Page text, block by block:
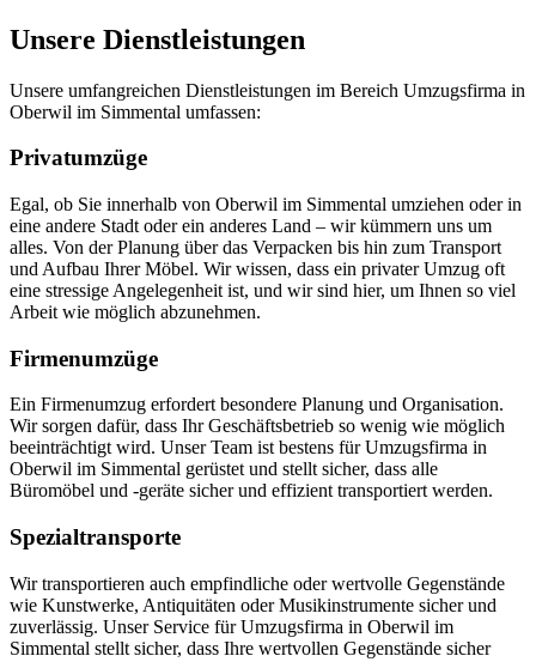
Unsere Dienstleistungen
Unsere umfangreichen Dienstleistungen im Bereich Umzugsfirma in
Oberwil im Simmental umfassen:
Privatumzüge
Egal, ob Sie innerhalb von Oberwil im Simmental umziehen oder in
eine andere Stadt oder ein anderes Land – wir kümmern uns um
alles. Von der Planung über das Verpacken bis hin zum Transport
und Aufbau Ihrer Möbel. Wir wissen, dass ein privater Umzug oft
eine stressige Angelegenheit ist, und wir sind hier, um Ihnen so viel
Arbeit wie möglich abzunehmen.
Firmenumzüge
Ein Firmenumzug erfordert besondere Planung und Organisation.
Wir sorgen dafür, dass Ihr Geschäftsbetrieb so wenig wie möglich
beeinträchtigt wird. Unser Team ist bestens für Umzugsfirma in
Oberwil im Simmental gerüstet und stellt sicher, dass alle
Büromöbel und -geräte sicher und effizient transportiert werden.
Spezialtransporte
Wir transportieren auch empfindliche oder wertvolle Gegenstände
wie Kunstwerke, Antiquitäten oder Musikinstrumente sicher und
zuverlässig. Unser Service für Umzugsfirma in Oberwil im
Simmental stellt sicher, dass Ihre wertvollen Gegenstände sicher